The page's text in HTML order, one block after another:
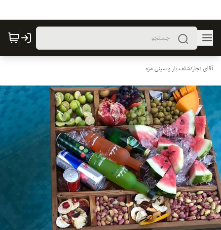
آقای نجار/شلف بار و سینی مزه